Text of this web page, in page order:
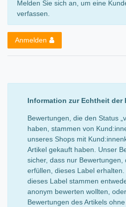
Melden Sie sich an, um eine
verfassen.
Anmelden
Information zur Echtheit der
Bewertungen, die den Status
haben, stammen von
unseres Shops mit
Artikel gekauft haben. Unser
sicher, dass nur Bewertungen,
erfüllen, dieses Label
dieses Label stammen
anonym bewerten wollten,
Bewertungen des Artikels